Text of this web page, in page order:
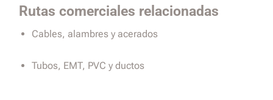
Rutas comerciales relacionadas
Cables, alambres y acerados
Tubos, EMT, PVC y ductos